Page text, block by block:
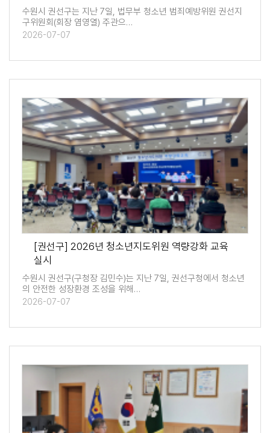
수원시 권선구는 지난 7일, 법무부 청소년 범죄예방위원 권선지
구위원회(회장 염영열) 주관으…
2026-07-07
[권선구] 2026년 청소년지도위원 역량강화 교육
실시
수원시 권선구(구청장 김민수)는 지난 7일, 권선구청에서 청소년
의 안전한 성장환경 조성을 위해…
2026-07-07